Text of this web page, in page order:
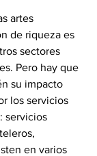
artes
de riqueza es
sectores
Pero hay que
su impacto
los servicios
servicios
en varios